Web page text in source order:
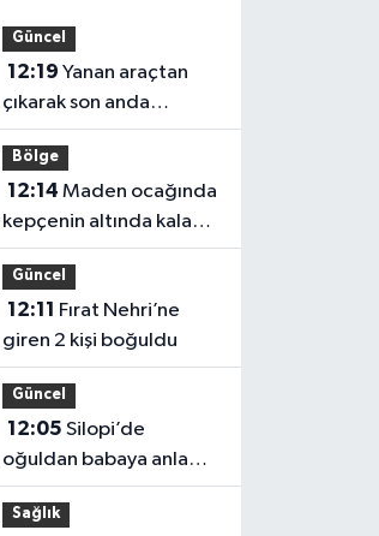
Güncel
12:19
çıkarak son anda
kurtuldular
Bölge
12:14
kepçenin altında kalan
işçi hayatını kaybetti
Güncel
12:11
giren 2 kişi boğuldu
Güncel
12:05
oğuldan babaya anlamlı
böbrek bağışı
Sağlık